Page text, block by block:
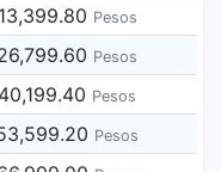
Pesos
Pesos
Pesos
Pesos